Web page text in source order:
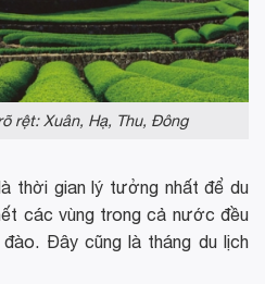
rệt: Xuân, Hạ, Thu, Đông
thời gian lý tưởng nhất để du
các vùng trong cả nước đều
Đây cũng là tháng du lịch